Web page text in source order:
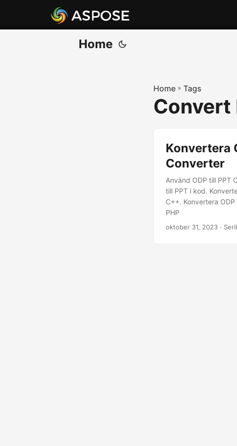
Home
Home » Tags
Convert
Konvertera
Converter
Använd ODP till PPT
till PPT i kod.
C++. Konvertera
PHP
oktober 31, 2023 ·